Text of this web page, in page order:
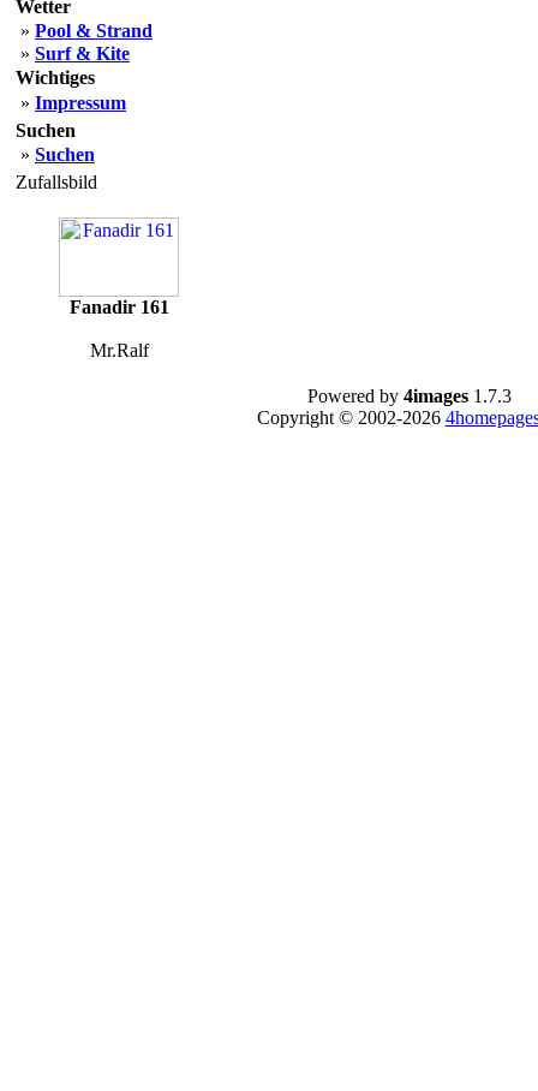
Wetter
» Pool & Strand
» Surf & Kite
Wichtiges
» Impressum
Suchen
» Suchen
Zufallsbild
Fanadir 161
Mr.Ralf
Powered by 4images 1.7.3
Copyright © 2002-2026